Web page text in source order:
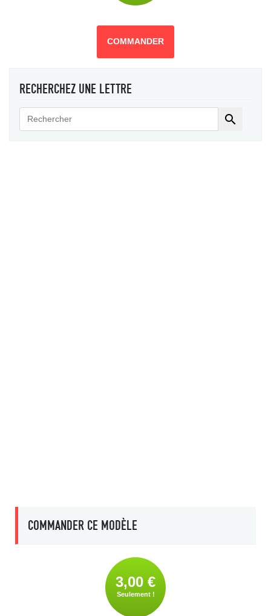
COMMANDER
RECHERCHEZ UNE LETTRE

COMMANDER CE MODÈLE
3,00 €
Seulement !